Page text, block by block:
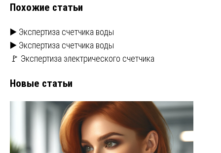
записям
Похожие статьи
▶️ Экспертиза счетчика воды
▶️ Экспертиза счетчика воды
🚩 Экспертиза электрического счетчика
Новые статьи